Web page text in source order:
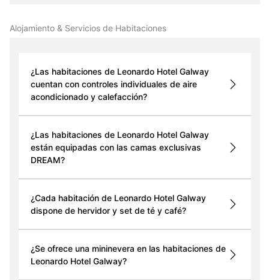
Alojamiento & Servicios de Habitaciones
¿Las habitaciones de Leonardo Hotel Galway
cuentan con controles individuales de aire
acondicionado y calefacción?
¿Las habitaciones de Leonardo Hotel Galway
están equipadas con las camas exclusivas
DREAM?
¿Cada habitación de Leonardo Hotel Galway
dispone de hervidor y set de té y café?
¿Se ofrece una mininevera en las habitaciones de
Leonardo Hotel Galway?